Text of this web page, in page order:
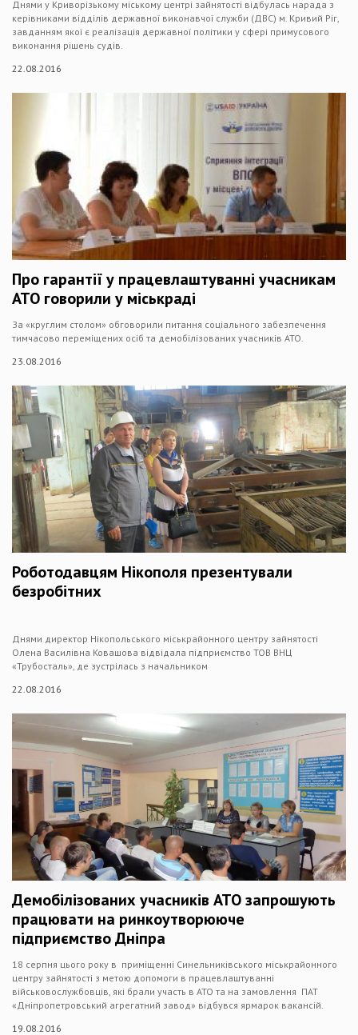
Днями у Криворізькому міському центрі зайнятості відбулась нарада з
керівниками відділів державної виконавчої служби (ДВС) м. Кривий Ріг,
завданням якої є реалізація державної політики у сфері примусового
виконання рішень судів.
22.08.2016
Про гарантії у працевлаштуванні учасникам
АТО говорили у міськраді
За «круглим столом» обговорили питання соціального забезпечення
тимчасово переміщених осіб та демобілізованих учасників АТО.
23.08.2016
Роботодавцям Нікополя презентували
безробітних
Днями директор Нікопольського міськрайонного центру зайнятості
Олена Василівна Ковашова відвідала підприємство ТОВ ВНЦ
«Трубосталь», де зустрілась з начальником
22.08.2016
Демобілізованих учасників АТО запрошують
працювати на ринкоутворююче
підприємство Дніпра
18 серпня цього року в приміщенні Синельниківського міськрайонного
центру зайнятості з метою допомоги в працевлаштуванні
військовослужбовців, які брали участь в АТО та на замовлення ПАТ
«Дніпропетровський агрегатний завод» відбувся ярмарок вакансій.
19.08.2016